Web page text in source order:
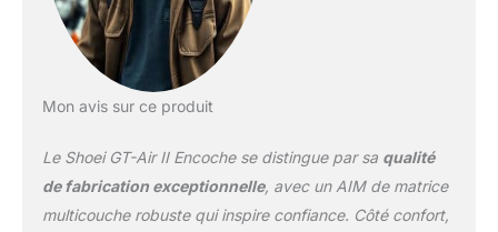
du soleil, permettant une
vue claire et dégagée
aérations
Air II assure une
excellente circulation de
Mon avis sur ce produit
Le Shoei GT-Air II Encoche se distingue par sa qualité
de fabrication exceptionnelle, avec un AIM de matrice
multicouche robuste qui inspire confiance. Côté confort,